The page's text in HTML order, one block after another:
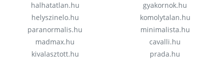
halhatatlan.hu
helyszinelo.hu
paranormalis.hu
madmax.hu
kivalasztott.hu
gyakornok.hu
komolytalan.hu
minimalista.hu
cavalli.hu
prada.hu